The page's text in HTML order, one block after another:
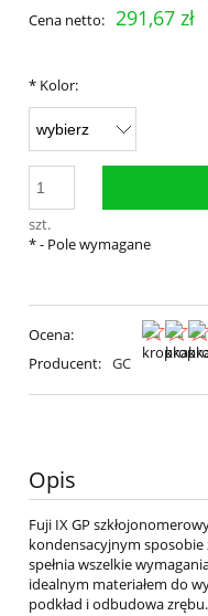
Cena netto: 291,67 zł
* Kolor:
szt.
*- Pole wymagane
Ocena:
Producent: GC
Opis
Fuji IX GP
kondensacyjnym sposobie
spełnia wszelkie
idealnym materiałem do
podkład i odbudowa zrębu.